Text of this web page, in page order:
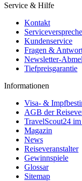
Service & Hilfe
Kontakt
Kundenservice
Fragen &
Newsletter-
Tiefpreisgarantie
Informationen
Visa- &
AGB der
TravelScout24 im
Magazin
News
Reiseveranstalter
Gewinnspiele
Glossar
Sitemap